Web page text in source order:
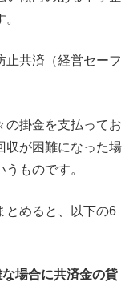
止共済（経営セーフ
の掛金を支払ってお
収が困難になった場
ものです。
とめると、以下の6
場合に共済金の貸